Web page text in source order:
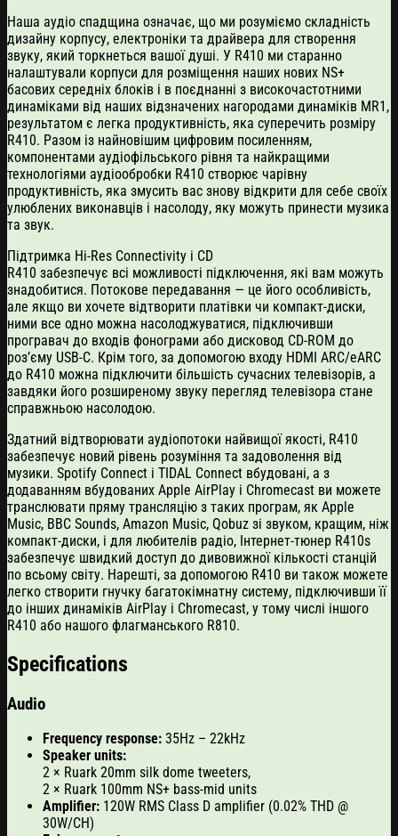
Наша аудіо спадщина означає, що ми розуміємо складність
дизайну корпусу, електроніки та драйвера для створення
звуку, який торкнеться вашої душі. У R410 ми старанно
налаштували корпуси для розміщення наших нових NS+
басових середніх блоків і в поєднанні з високочастотними
динаміками від наших відзначених нагородами динаміків MR1,
результатом є легка продуктивність, яка суперечить розміру
R410. Разом із найновішим цифровим посиленням,
компонентами аудіофільського рівня та найкращими
технологіями аудіообробки R410 створює чарівну
продуктивність, яка змусить вас знову відкрити для себе своїх
улюблених виконавців і насолоду, яку можуть принести музика
та звук.
Підтримка Hi-Res Connectivity і CD
R410 забезпечує всі можливості підключення, які вам можуть
знадобитися. Потокове передавання — це його особливість,
але якщо ви хочете відтворити платівки чи компакт-диски,
ними все одно можна насолоджуватися, підключивши
програвач до входів фонограми або дисковод CD-ROM до
роз’єму USB-C. Крім того, за допомогою входу HDMI ARC/eARC
до R410 можна підключити більшість сучасних телевізорів, а
завдяки його розширеному звуку перегляд телевізора стане
справжньою насолодою.
Здатний відтворювати аудіопотоки найвищої якості, R410
забезпечує новий рівень розуміння та задоволення від
музики. Spotify Connect і TIDAL Connect вбудовані, а з
додаванням вбудованих Apple AirPlay і Chromecast ви можете
транслювати пряму трансляцію з таких програм, як Apple
Music, BBC Sounds, Amazon Music, Qobuz зі звуком, кращим, ніж
компакт-диски, і для любителів радіо, Інтернет-тюнер R410s
забезпечує швидкий доступ до дивовижної кількості станцій
по всьому світу. Нарешті, за допомогою R410 ви також можете
легко створити гнучку багатокімнатну систему, підключивши її
до інших динаміків AirPlay і Chromecast, у тому числі іншого
R410 або нашого флагманського R810.
Specifications
Audio
Frequency response: 35Hz – 22kHz
Speaker units:
2 × Ruark 20mm silk dome tweeters,
2 × Ruark 100mm NS+ bass-mid units
Amplifier: 120W RMS Class D amplifier (0.02% THD @
30W/CH)